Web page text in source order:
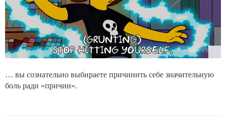
… вы сознательно выбираете причинить себе значительную
боль ради «причин».